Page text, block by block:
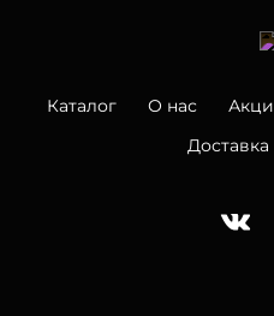
Каталог О нас
Доставка